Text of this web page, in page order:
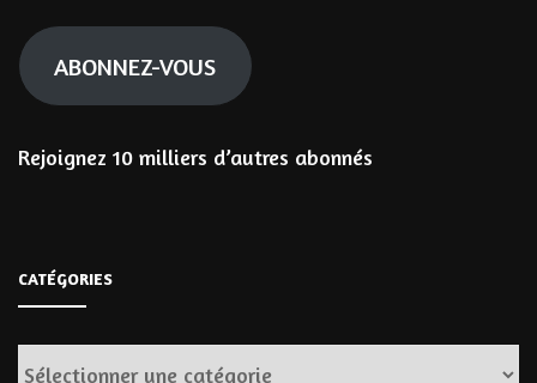
mail
ABONNEZ-VOUS
Rejoignez 10 milliers d’autres abonnés
CATÉGORIES
Catégories